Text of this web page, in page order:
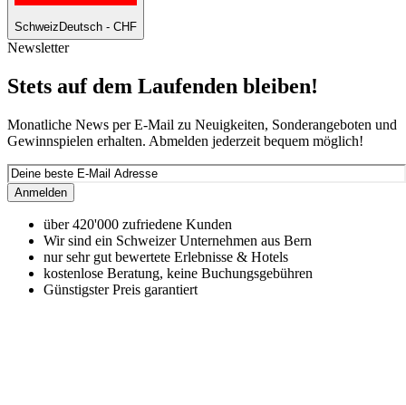
Schweiz Deutsch - CHF
Newsletter
Stets auf dem Laufenden bleiben!
Monatliche News per E-Mail zu Neuigkeiten, Sonderangeboten und
Gewinnspielen erhalten. Abmelden jederzeit bequem möglich!
Anmelden
über 420'000 zufriedene Kunden
Wir sind ein Schweizer Unternehmen aus Bern
nur sehr gut bewertete Erlebnisse & Hotels
kostenlose Beratung, keine Buchungsgebühren
Günstigster Preis garantiert